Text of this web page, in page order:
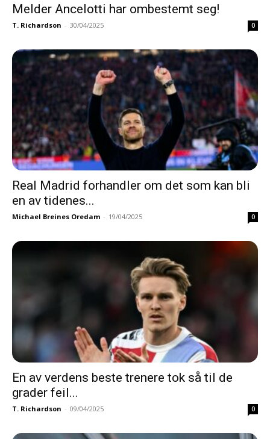
Melder Ancelotti har ombestemt seg!
T. Richardson - 30/04/2025 0
Real Madrid forhandler om det som kan bli
en av tidenes...
Michael Breines Oredam - 19/04/2025 0
En av verdens beste trenere tok så til de
grader feil...
T. Richardson - 09/04/2025 0